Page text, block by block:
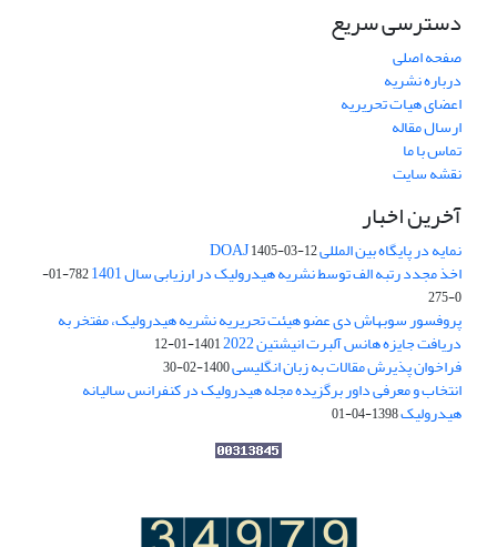
دسترسی سریع
صفحه اصلی
درباره نشریه
اعضای هیات تحریریه
ارسال مقاله
تماس با ما
نقشه سایت
آخرین اخبار
نمایه در پایگاه بین المللی DOAJ1405-03-12
اخذ مجدد رتبه الف توسط نشریه هیدرولیک در ارزیابی سال 1401
782-01-
0-275
پروفسور سوبهاش دی عضو هیئت تحریریه نشریه هیدرولیک، مفتخر به
دریافت جایزه هانس آلبرت انیشتین 2022 1401-01-12
فراخوان پذیرش مقالات به زبان انگلیسی1400-02-30
انتخاب و معرفی داور برگزیده مجله هیدرولیک در کنفرانس سالیانه
هیدرولیک1398-04-01